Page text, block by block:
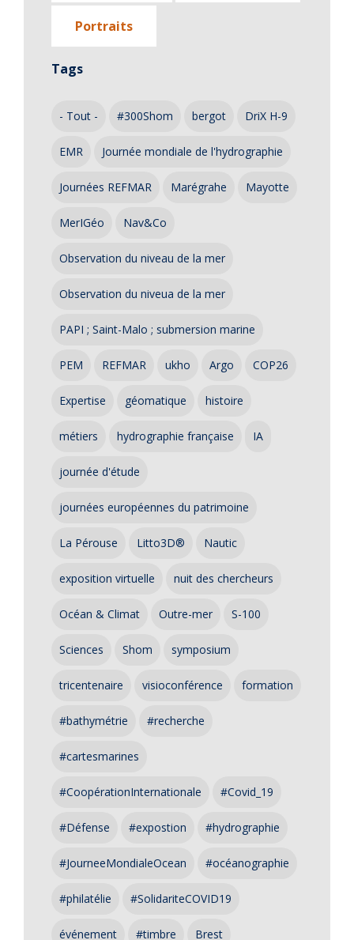
Portraits
Tags
- Tout - #300Shom bergot DriX H-9
EMR Journée mondiale de l'hydrographie
Journées REFMAR Marégrahe Mayotte
MerIGéo Nav&Co
Observation du niveau de la mer
Observation du niveua de la mer
PAPI ; Saint-Malo ; submersion marine
PEM REFMAR ukho Argo COP26
Expertise géomatique histoire
métiers hydrographie française IA
journée d'étude
journées européennes du patrimoine
La Pérouse Litto3D® Nautic
exposition virtuelle nuit des chercheurs
Océan & Climat Outre-mer S-100
Sciences Shom symposium
tricentenaire visioconférence formation
#bathymétrie #recherche
#cartesmarines
#CoopérationInternationale #Covid_19
#Défense #expostion #hydrographie
#JourneeMondialeOcean #océanographie
#philatélie #SolidariteCOVID19
événement #timbre Brest